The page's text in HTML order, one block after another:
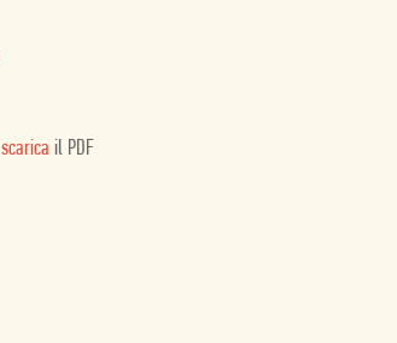
scarica il PDF